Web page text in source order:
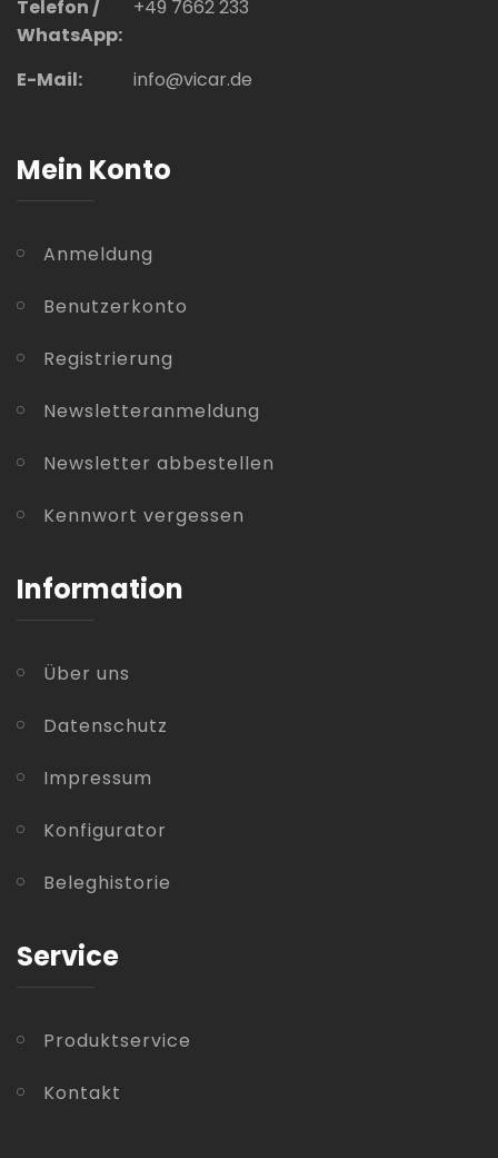
Telefon /
WhatsApp:
+49 7662 233
E-Mail: info@vicar.de
Mein Konto
Anmeldung
Benutzerkonto
Registrierung
Newsletteranmeldung
Newsletter abbestellen
Kennwort vergessen
Information
Über uns
Datenschutz
Impressum
Konfigurator
Beleghistorie
Service
Produktservice
Kontakt